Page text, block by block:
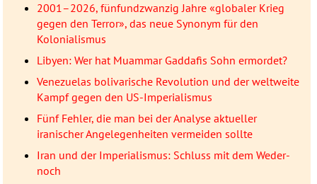
2001–2026, fünfundzwanzig Jahre «globaler Krieg
gegen den Terror», das neue Synonym für den
Kolonialismus
Libyen: Wer hat Muammar Gaddafis Sohn ermordet?
Venezuelas bolivarische Revolution und der weltweite
Kampf gegen den US-Imperialismus
Fünf Fehler, die man bei der Analyse aktueller
iranischer Angelegenheiten vermeiden sollte
Iran und der Imperialismus: Schluss mit dem Weder-
noch